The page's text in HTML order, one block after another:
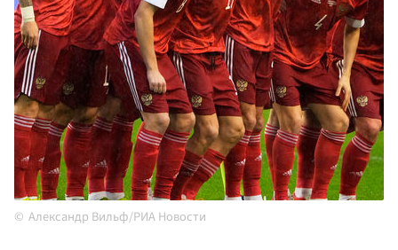
Александр Вильф/РИА Новости